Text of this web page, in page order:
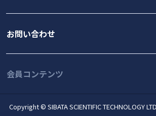
お問い合わせ
会員コンテンツ
Copyright © SIBATA SCIENTIFIC TECHNOLOGY